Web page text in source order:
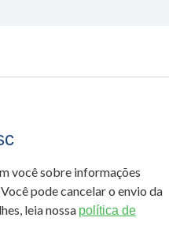
você sobre informações
pode cancelar o envio da
leia nossa política de